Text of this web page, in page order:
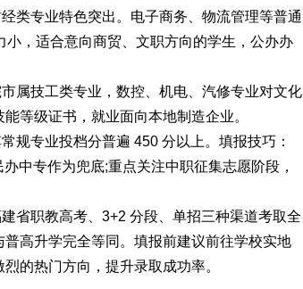
类专业特色突出。电子商务、物流管理等普通
，适合意向商贸、文职方向的学生，公办办
属技工类专业，数控、机电、汽修专业对文化
等级证书，就业面向本地制造企业。
规专业投档分普遍 450 分以上。填报技巧：
中专作为兜底;重点关注中职征集志愿阶段，
省职教高考、3+2 分段、单招三种渠道考取全
高升学完全等同。填报前建议前往学校实地
的热门方向，提升录取成功率。